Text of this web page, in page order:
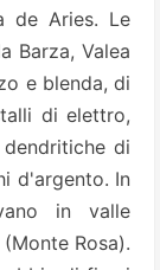
de Aries. Le
Barza, Valea
e blenda, di
di elettro,
di
d'argento. In
in valle
Rosa).